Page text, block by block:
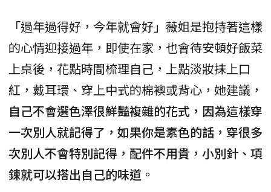
「過年過得好，今年就會好」薇姐是抱持著這樣
的心情迎接過年，即使在家，也會待安頓好飯菜
上桌後，花點時間梳理自己，上點淡妝抹上口
紅，戴耳環、穿上中式的棉襖或背心，她建議，
自己不會選色澤很鮮豔複雜的花式，因為這樣穿
一次別人就記得了，如果你是素色的話，穿很多
次別人不會特別記得，配件不用貴，小別針、項
鍊就可以搭出自己的味道。